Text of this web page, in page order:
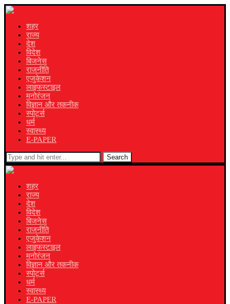
शहर
राज्य
देश
विदेश
बिजनेस
राजनीति
एजुकेशन
लाइफस्टाइल
मनोरंजन
विज्ञान और तकनीक
स्पोर्ट्स
धर्म
स्वास्थ्य
E-PAPER
Search
शहर
राज्य
देश
विदेश
बिजनेस
राजनीति
एजुकेशन
लाइफस्टाइल
मनोरंजन
विज्ञान और तकनीक
स्पोर्ट्स
धर्म
स्वास्थ्य
E-PAPER